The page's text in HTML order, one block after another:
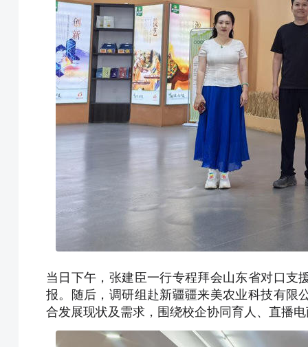
当日下午，张建臣一行专程拜会山东省对口支
报。随后，调研组赴新疆疆来美农业科技有限
合发展现状及需求，围绕校企协同育人、直播